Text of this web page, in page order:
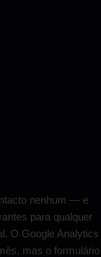
nenhum — e
para qualquer
O Google Analytics
mas o formulário